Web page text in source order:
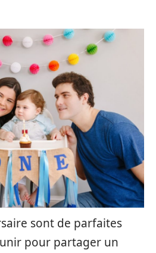
sont de parfaites
pour partager un